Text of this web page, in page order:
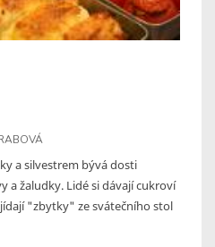
a silvestrem bývá dosti
a žaludky. Lidé si dávají cukroví
"zbytky" ze svátečního stol